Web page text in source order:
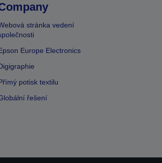
stránka vedení
Europe Electronics
potisk textilu
řešení